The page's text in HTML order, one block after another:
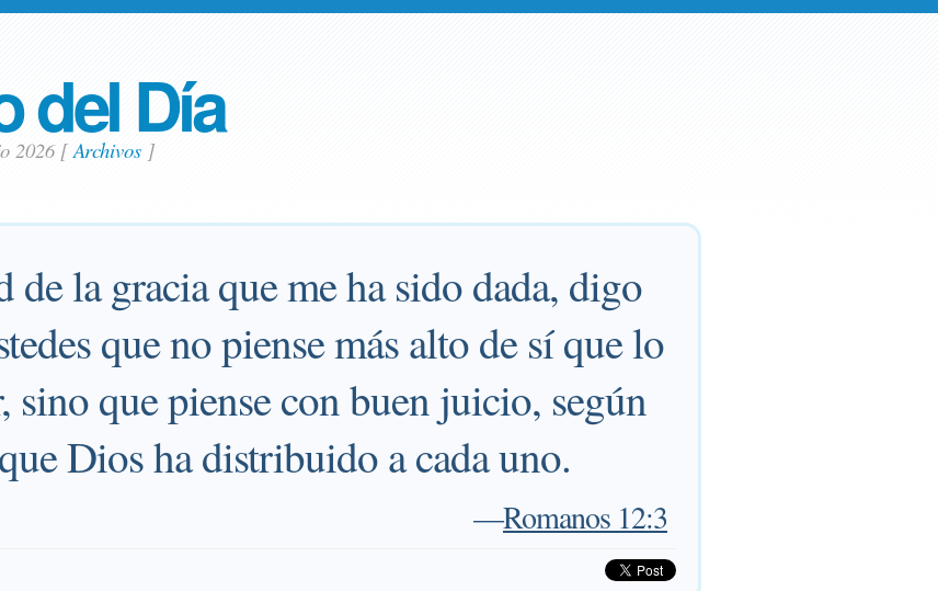
del Día
2026 [Archivos]
de la gracia que me ha sido dada, digo
que no piense más alto de sí que lo
sino que piense con buen juicio, según
Dios ha distribuido a cada uno.
—Romanos 12:3